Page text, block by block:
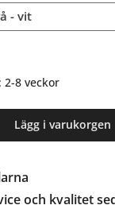
- vit
2-8 veckor
Lägg i varukorgen
och kvalitet